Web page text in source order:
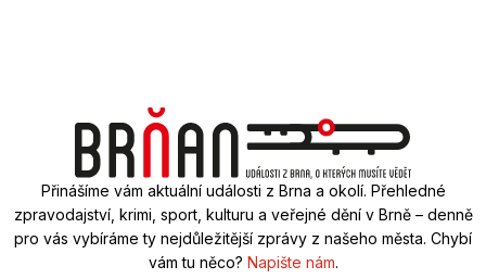
Přinášíme vám aktuální události z Brna a okolí. Přehledné
zpravodajství, krimi, sport, kulturu a veřejné dění v Brně – denně
pro vás vybíráme ty nejdůležitější zprávy z našeho města. Chybí
vám tu něco? Napište nám.